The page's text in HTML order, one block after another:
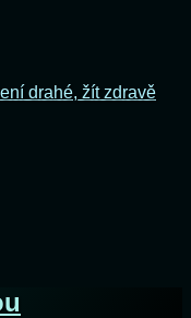
drahé, žít zdravě